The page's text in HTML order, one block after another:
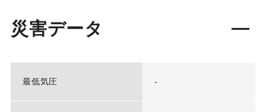
災害データ
最低気圧 -